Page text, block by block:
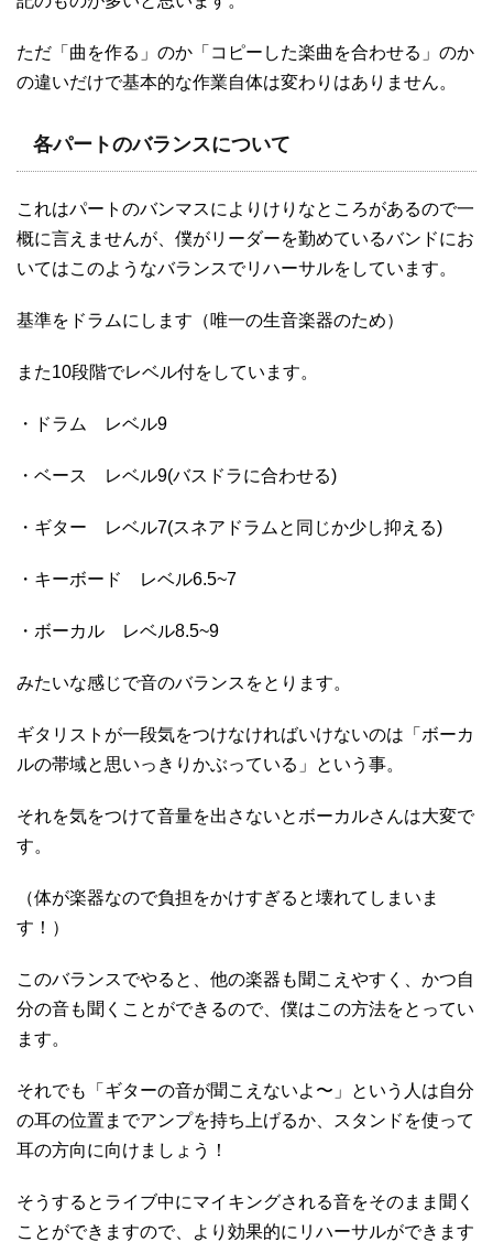
ただ「曲を作る」のか「コピーした楽曲を合わせる」のか
の違いだけで基本的な作業自体は変わりはありません。
各パートのバランスについて
これはパートのバンマスによりけりなところがあるので一
概に言えませんが、僕がリーダーを勤めているバンドにお
いてはこのようなバランスでリハーサルをしています。
基準をドラムにします（唯一の生音楽器のため）
また10段階でレベル付をしています。
・ドラム レベル9
・ベース レベル9(バスドラに合わせる)
・ギター レベル7(スネアドラムと同じか少し抑える)
・キーボード レベル6.5~7
・ボーカル レベル8.5~9
みたいな感じで音のバランスをとります。
ギタリストが一段気をつけなければいけないのは「ボーカ
ルの帯域と思いっきりかぶっている」という事。
それを気をつけて音量を出さないとボーカルさんは大変で
す。
（体が楽器なので負担をかけすぎると壊れてしまいま
す！）
このバランスでやると、他の楽器も聞こえやすく、かつ自
分の音も聞くことができるので、僕はこの方法をとってい
ます。
それでも「ギターの音が聞こえないよ〜」という人は自分
の耳の位置までアンプを持ち上げるか、スタンドを使って
耳の方向に向けましょう！
そうするとライブ中にマイキングされる音をそのまま聞く
ことができますので、より効果的にリハーサルができます